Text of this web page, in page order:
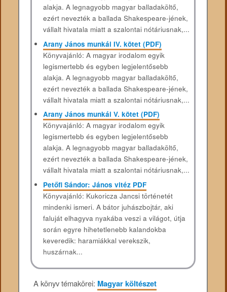
alakja. A legnagyobb magyar balladaköltő,
ezért nevezték a ballada Shakespeare-jének,
vállalt hivatala miatt a szalontai nótáriusnak,...
Arany János munkái IV. kötet (PDF)
Könyvajánló: A magyar irodalom egyik
legismertebb és egyben legjelentősebb
alakja. A legnagyobb magyar balladaköltő,
ezért nevezték a ballada Shakespeare-jének,
vállalt hivatala miatt a szalontai nótáriusnak,...
Arany János munkái V. kötet (PDF)
Könyvajánló: A magyar irodalom egyik
legismertebb és egyben legjelentősebb
alakja. A legnagyobb magyar balladaköltő,
ezért nevezték a ballada Shakespeare-jének,
vállalt hivatala miatt a szalontai nótáriusnak,...
Petőfi Sándor: János vitéz PDF
Könyvajánló: Kukoricza Jancsi történetét
mindenki ismeri. A bátor juhászbojtár, aki
faluját elhagyva nyakába veszi a világot, útja
során egyre hihetetlenebb kalandokba
keveredik: haramiákkal verekszik,
huszárnak...
A könyv témakörei: Magyar költészet